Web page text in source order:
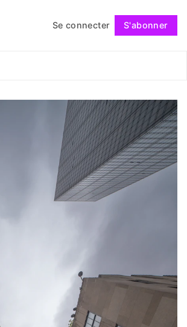
Se connecter S'abonner
Suivre